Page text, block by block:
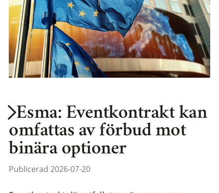
Esma: Eventkontrakt kan
omfattas av förbud mot
binära optioner
Publicerad 2026-07-20